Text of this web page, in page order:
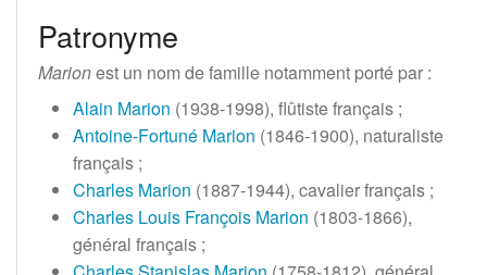
Patronyme
Marionest un nom de famille notamment porté par :
Alain Marion (1938-1998), flûtiste français ;
Antoine-Fortuné Marion (1846-1900), naturaliste
français ;
Charles Marion (1887-1944), cavalier français ;
Charles Louis François Marion (1803-1866),
général français ;